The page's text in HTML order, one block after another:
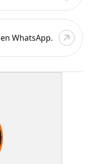
en WhatsApp.